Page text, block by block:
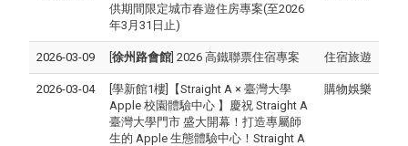
供期間限定城市春遊住房專案(至2026
年3月31日止)
2026-03-09 徐州路會館 ] 2026 高鐵聯票住宿專案 住宿旅遊
2026-03-04
[學新館1樓]【Straight A × 臺灣大學
Apple 校園體驗中心 】慶祝 Straight A
臺灣大學門市 盛大開幕！打造專屬師
生的 Apple 生態體驗中心！Straight A
購物娛樂